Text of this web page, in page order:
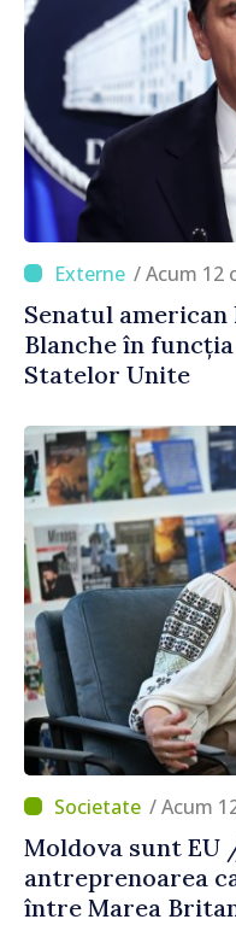
/ Acum 12
Senatul
Blanche în
Statelor Unite
/ Acum
Moldova sunt EU
antreprenoarea
între Marea